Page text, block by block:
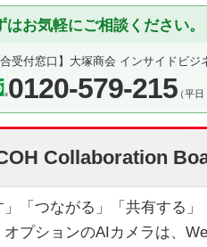
はお気軽にご相談ください。
合受付窓口】 大塚商会 インサイドビジ
0120-579-215（平日
Collaboration
」「つながる」「共有する
オプションのAIカメラは、